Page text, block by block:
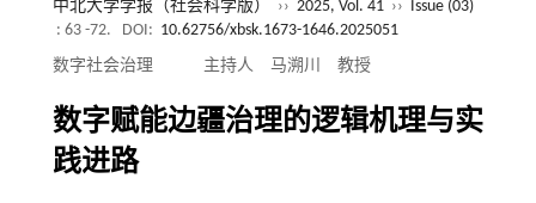
中北大学学报（社会科学版） ›› 2025, Vol. 41 ››
Issue (03)
: 63 -72.
DOI: 10.62756/xbsk.1673-1646.2025051
数字社会治理 主持人 马溯川 教授
数字赋能边疆治理的逻辑机理与实
践进路